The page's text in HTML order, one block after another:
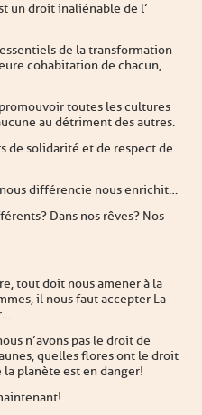
un droit inaliénable de l’
de la transformation
cohabitation de chacun,
toutes les cultures
au détriment des autres.
de solidarité et de respect de
différencie nous enrichit…
? Dans nos rêves ? Nos
tout doit nous amener à la
il nous faut accepter La
n’avons pas le droit de
quelles flores ont le droit
planète est en danger !
!